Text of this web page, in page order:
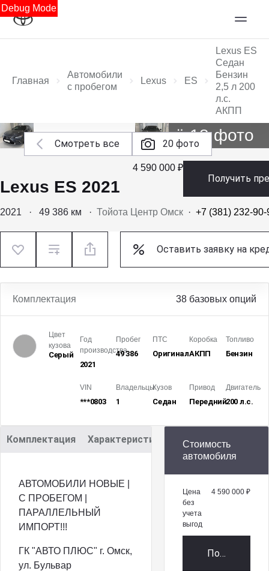
Debug Mode
Главная
Автомобили
с пробегом
Lexus ES
Lexus ES
Седан
Бензин
2,5 л 200
л.с.
АКПП
Смотреть все 20 фото
Ещё 18 фото
Lexus ES 2021
4 590 000 ₽
2021 · 49 386 км · Тойота Центр Омск · +7 (381) 232-90-
Получить
Оставить заявку на
Комплектация 38 базовых опций
Цвет
кузова
Серый
Год
производства
2021
Пробег
49 386
ПТС
Оригинал
Коробка
АКПП
Топливо
Бензин
VIN
***0803
Владельцы
1
Кузов
Седан
Привод
Передний
Двигатель
200 л.с.
Комплектация Характеристики Описание
АВТОМОБИЛИ НОВЫЕ |
С ПРОБЕГОМ |
ПАРАЛЛЕЛЬНЫЙ
ИМПОРТ!!!
ГК "АВТО ПЛЮС" г. Омск,
ул. Бульвар
Стоимость
автомобиля
Цена
без
учета
выгод
4 590 000 ₽
Получить